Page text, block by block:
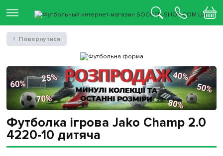
Футболка ігрова Jako Champ 2.0
4220-10 дитяча
Повернутися